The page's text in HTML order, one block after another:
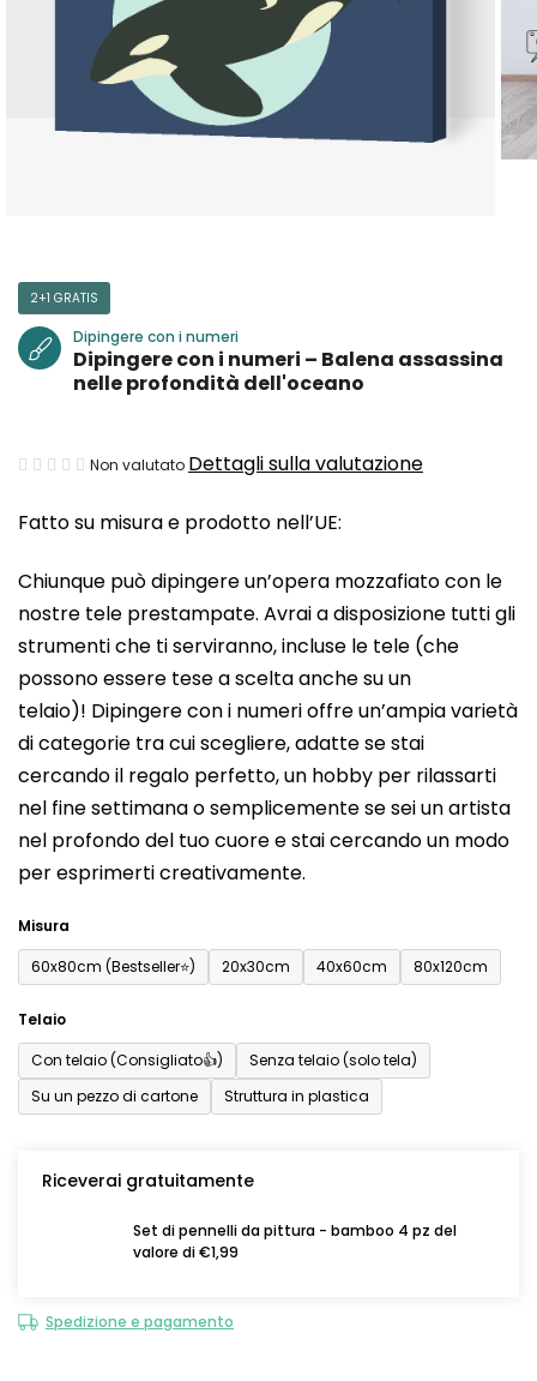
Fatto su misura e prodotto nell’UE:
Chiunque può dipingere un’opera mozzafiato con le
nostre tele prestampate. Avrai a disposizione tutti gli
strumenti che ti serviranno, incluse le tele (che
possono essere tese a scelta anche su un
telaio)! Dipingere con i numeri offre un’ampia varietà
di categorie tra cui scegliere, adatte se stai
cercando il regalo perfetto, un hobby per rilassarti
nel fine settimana o semplicemente se sei un artista
nel profondo del tuo cuore e stai cercando un modo
per esprimerti creativamente.
Misura
60x80cm (Bestseller⭐)
20x30cm 40x60cm 80x120cm
Telaio
Con telaio (Consigliato👍)
Senza telaio (solo tela)
Su un pezzo di cartone
Struttura in plastica
Riceverai gratuitamente
Set di pennelli da pittura - bamboo 4 pz del
valore di €1,99
Spedizione e pagamento
2+1 GRATIS
Dipingere con i numeri
Dipingere con i numeri – Balena assassina
nelle profondità dell'oceano
La
media
prodotto
è
0,0
su
5
stelle.
Non valutato Dettagli sulla valutazione